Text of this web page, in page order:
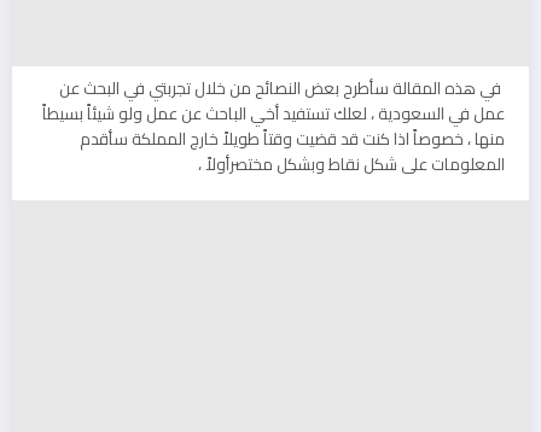
في هذه المقالة سأطرح بعض النصائح من خلال تجربتي في البحث عن
عمل في السعودية ، لعلك تستفيد أخي الباحث عن عمل ولو شيئاً بسيطاً
منها ، خصوصاً اذا كنت قد قضيت وقتاً طويلاً خارج المملكة سأقدم
المعلومات على شكل نقاط وبشكل مختصرأولاً ،